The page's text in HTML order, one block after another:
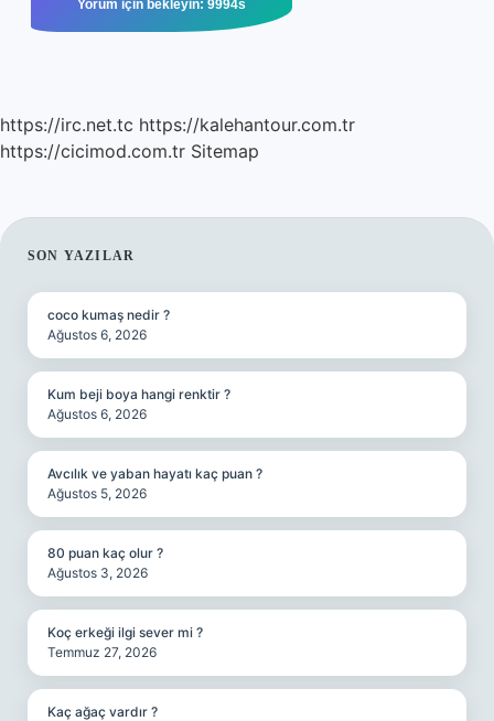
https://irc.net.tc https://kalehantour.com.tr
https://cicimod.com.tr Sitemap
SIDEBAR
SON YAZILAR
coco kumaş nedir ?
Ağustos 6, 2026
Kum beji boya hangi renktir ?
Ağustos 6, 2026
Avcılık ve yaban hayatı kaç puan ?
Ağustos 5, 2026
80 puan kaç olur ?
Ağustos 3, 2026
Koç erkeği ilgi sever mi ?
Temmuz 27, 2026
Kaç ağaç vardır ?